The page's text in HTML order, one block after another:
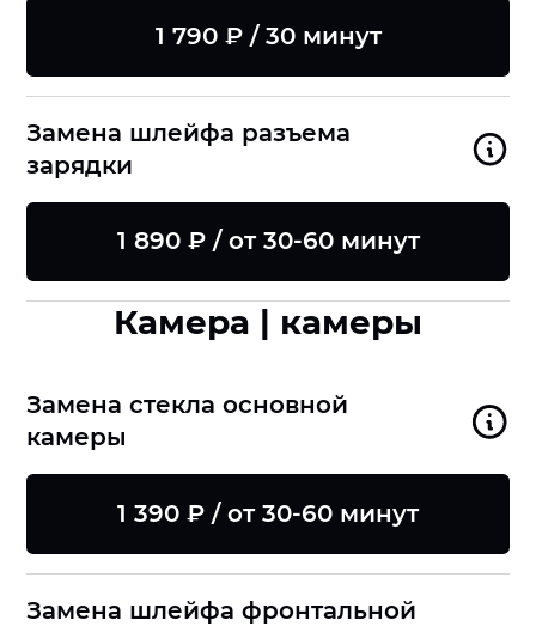
1 790 ₽ / 30 минут
Замена шлейфа разъема
зарядки
1 890 ₽ / от 30-60 минут
Камера | камеры
Замена стекла основной
камеры
1 390 ₽ / от 30-60 минут
Замена шлейфа фронтальной